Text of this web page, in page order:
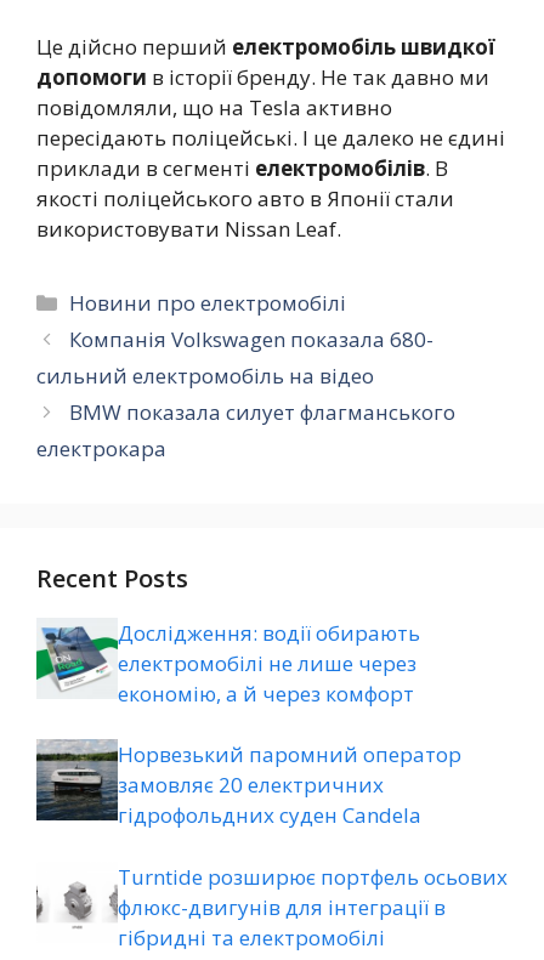
Це дійсно перший електромобіль швидкої
допомоги в історії бренду. Не так давно ми
повідомляли, що на Tesla активно
пересідають поліцейські. І це далеко не єдині
приклади в сегменті електромобілів. В
якості поліцейського авто в Японії стали
використовувати Nissan Leaf.
Категорії
Новини про електромобілі
Компанія Volkswagen показала 680-
сильний електромобіль на відео
BMW показала силует флагманського
електрокара
Recent Posts
Дослідження: водії обирають
електромобілі не лише через
економію, а й через комфорт
Норвезький паромний оператор
замовляє 20 електричних
гідрофольдних суден Candela
Turntide розширює портфель осьових
флюкс-двигунів для інтеграції в
гібридні та електромобілі